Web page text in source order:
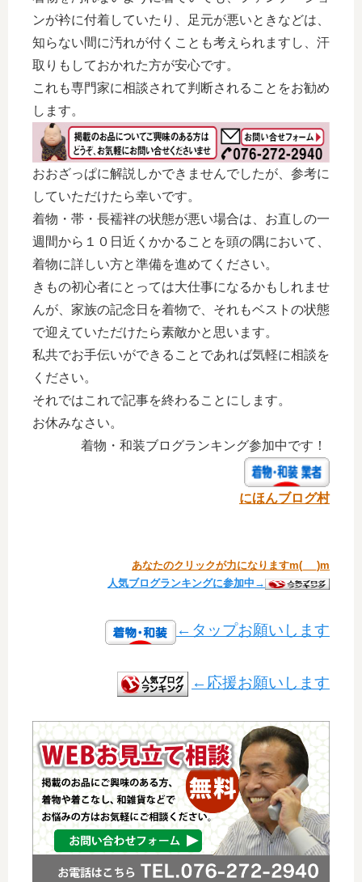
ンが衿に付着していたり、足元が悪いときなどは、
知らない間に汚れが付くことも考えられますし、汗
取りもしておかれた方が安心です。
これも専門家に相談されて判断されることをお勧め
します。
おおざっぱに解説しかできませんでしたが、参考に
していただけたら幸いです。
着物・帯・長襦袢の状態が悪い場合は、お直しの一
週間から１０日近くかかることを頭の隅において、
着物に詳しい方と準備を進めてください。
きもの初心者にとっては大仕事になるかもしれませ
んが、家族の記念日を着物で、それもベストの状態
で迎えていただけたら素敵かと思います。
私共でお手伝いができることであれば気軽に相談を
ください。
それではこれで記事を終わることにします。
お休みなさい。
着物・和装ブログランキング参加中です！
にほんブログ村
あなたのクリックが力になりますm(_ _)m
人気ブログランキングに参加中→
←タップお願いします
←応援お願いします